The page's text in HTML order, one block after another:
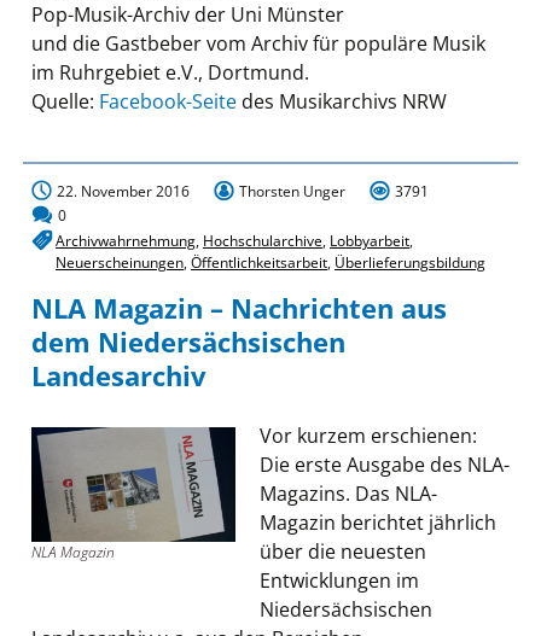
Pop-Musik-Archiv der Uni Münster
und die Gastbeber vom Archiv für populäre Musik
im Ruhrgebiet e.V., Dortmund.
Quelle: Facebook-Seite des Musikarchivs NRW
22. November 2016 Thorsten Unger
3791
0
Archivwahrnehmung, Hochschularchive, Lobbyarbeit,
Neuerscheinungen,Öffentlichkeitsarbeit, Überlieferungsbildung
NLA Magazin – Nachrichten aus
dem Niedersächsischen
Landesarchiv
NLA Magazin
Vor kurzem erschienen:
Die erste Ausgabe des NLA-
Magazins. Das NLA-
Magazin berichtet jährlich
über die neuesten
Entwicklungen im
Niedersächsischen